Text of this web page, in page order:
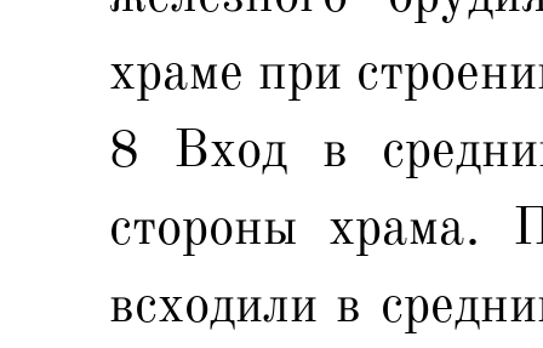
храме при
8 Вход в
стороны храма.
всходили в